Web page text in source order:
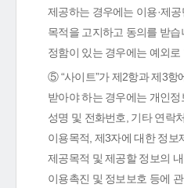
제공하는 경우에는 이용·제
목적을 고지하고 동의를 받
정함이 있는 경우에는 예외로
⑤ “사이트”가 제2항과 제3항
받아야 하는 경우에는 개인정
성명 및 전화번호, 기타 연락
이용목적, 제3자에 대한 정보
제공목적 및 제공할 정보의
이용촉진 및 정보보호 등에